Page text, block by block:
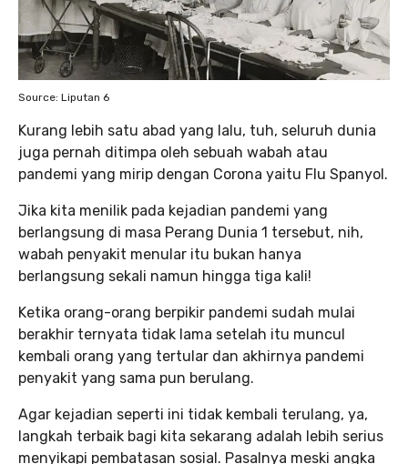
Source: Liputan 6
Kurang lebih satu abad yang lalu, tuh, seluruh dunia
juga pernah ditimpa oleh sebuah wabah atau
pandemi yang mirip dengan Corona yaitu Flu Spanyol.
Jika kita menilik pada kejadian pandemi yang
berlangsung di masa Perang Dunia 1 tersebut, nih,
wabah penyakit menular itu bukan hanya
berlangsung sekali namun hingga tiga kali!
Ketika orang-orang berpikir pandemi sudah mulai
berakhir ternyata tidak lama setelah itu muncul
kembali orang yang tertular dan akhirnya pandemi
penyakit yang sama pun berulang.
Agar kejadian seperti ini tidak kembali terulang, ya,
langkah terbaik bagi kita sekarang adalah lebih serius
menyikapi pembatasan sosial. Pasalnya meski angka